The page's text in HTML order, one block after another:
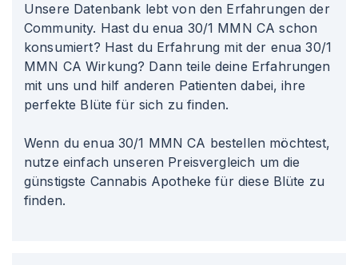
Unsere Datenbank lebt von den Erfahrungen der
Community. Hast du enua 30/1 MMN CA schon
konsumiert? Hast du Erfahrung mit der enua 30/1
MMN CA Wirkung? Dann teile deine Erfahrungen
mit uns und hilf anderen Patienten dabei, ihre
perfekte Blüte für sich zu finden.
Wenn du enua 30/1 MMN CA bestellen möchtest,
nutze einfach unseren Preisvergleich um die
günstigste Cannabis Apotheke für diese Blüte zu
finden.